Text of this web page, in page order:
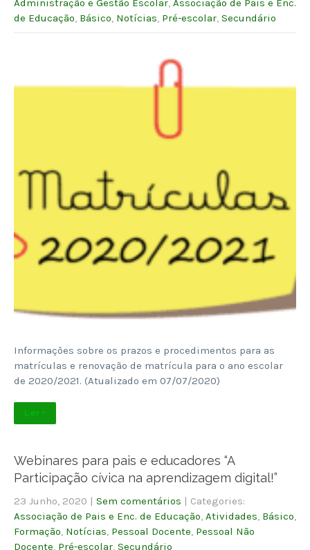
de Educação Básico Notícias Pré-escolar Secundário
Informações sobre os prazos e procedimentos para as
matrículas e renovação de matrícula para o ano escolar
de 2020/2021. (Atualizado em 07/07/2020)
Ler +
Webinares para pais e educadores “A
Participação cívica na aprendizagem digital!”
23 Junho, 2020 | Sem comentários | Categories:
Associação de Pais e Enc. de Educação Atividades Básico
Formação Notícias Pessoal Docente Pessoal Não
Docente Pré-escolar Secundário